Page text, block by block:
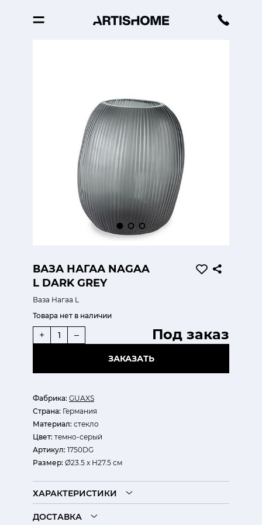
ВАЗА НАГАА NAGAA
L DARK GREY
Ваза Нагаа L
Фабрика: GUAXS
Страна: Германия
Материал: стекло
Цвет: темно-серый
Артикул: 1750DG
Размер: Ø23.5 х Н27.5 см
Товара нет в наличии
Под заказ
+ –
ЗАКАЗАТЬ
ХАРАКТЕРИСТИКИ
ДОСТАВКА